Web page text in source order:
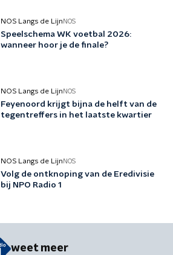
NOS Langs de Lijn NOS
Speelschema WK voetbal 2026:
wanneer hoor je de finale?
NOS Langs de Lijn NOS
Feyenoord krijgt bijna de helft van de
tegentreffers in het laatste kwartier
NOS Langs de Lijn NOS
Volg de ontknoping van de Eredivisie
bij NPO Radio 1
weet meer